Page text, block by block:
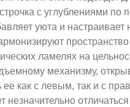
с углублениями по
уюта и
ламелях на
механизму,
ее как с левым, так и с
незначительно